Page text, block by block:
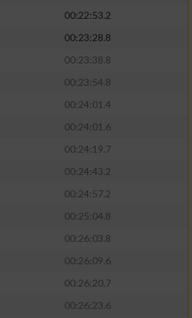
00:22:53.2
00:23:28.8
00:23:38.8
00:23:54.8
00:24:01.4
00:24:01.6
00:24:19.7
00:24:43.2
00:24:57.2
00:25:04.8
00:26:03.8
00:26:09.6
00:26:20.7
00:26:23.6